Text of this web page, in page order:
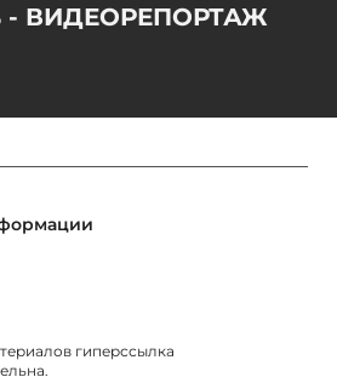
- ВИДЕОРЕПОРТАЖ
гиперссылка